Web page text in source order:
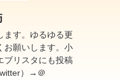
ます。ゆるゆる更
お願いします。小
ブリスタにも投稿
）→＠